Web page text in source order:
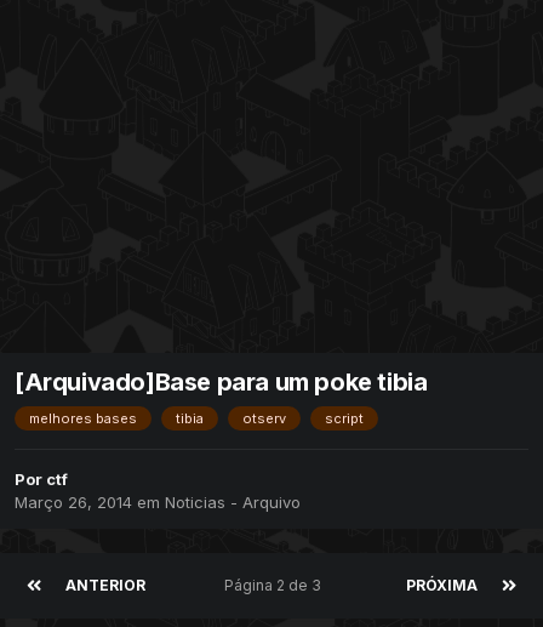
[Arquivado]Base para um poke tibia
melhores bases tibia otserv script
Por ctf
Março 26, 2014 em Noticias - Arquivo
ANTERIOR PRÓXIMA
Página 2 de 3